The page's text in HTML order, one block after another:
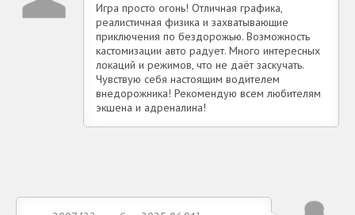
Игра просто огонь! Отличная графика,
реалистичная физика и захватывающие
приключения по бездорожью. Возможность
кастомизации авто радует. Много интересных
локаций и режимов, что не даёт заскучать.
Чувствую себя настоящим водителем
внедорожника! Рекомендую всем любителям
экшена и адреналина!